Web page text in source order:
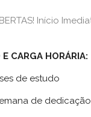
Início
CARGA HORÁRIA:
de estudo
de dedicação